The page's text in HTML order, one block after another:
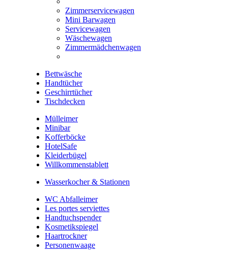
Zimmerservicewagen
Mini Barwagen
Servicewagen
Wäschewagen
Zimmermädchenwagen
Bettwäsche
Handtücher
Geschirrtücher
Tischdecken
Mülleimer
Minibar
Kofferböcke
HotelSafe
Kleiderbügel
Willkommenstablett
Wasserkocher & Stationen
WC Abfalleimer
Les portes serviettes
Handtuchspender
Kosmetikspiegel
Haartrockner
Personenwaage